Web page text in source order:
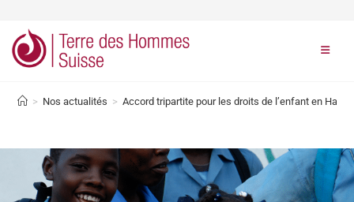
> Nos actualités > Accord tripartite pour les droits de l’enfant en Haiti